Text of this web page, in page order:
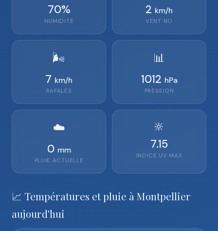
70%
HUMIDITÉ
2 km/h
VENT NO
🌬️
7 km/h
RAFALES
📊
1012 hPa
PRESSION
☁️
0 mm
PLUIE ACTUELLE
🔆
7.15
INDICE UV MAX
📈 Températures et pluie à Montpellier
aujourd'hui